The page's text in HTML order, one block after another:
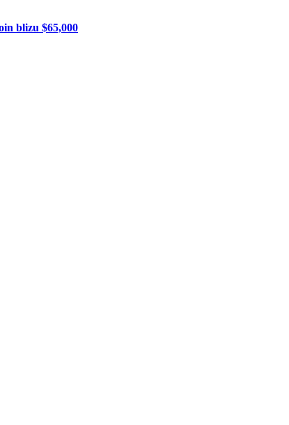
blizu $65,000